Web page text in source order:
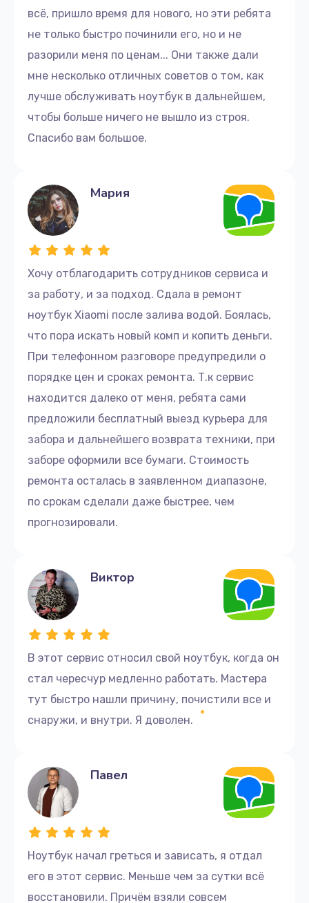
всё, пришло время для нового, но эти ребята
не только быстро починили его, но и не
разорили меня по ценам... Они также дали
мне несколько отличных советов о том, как
лучше обслуживать ноутбук в дальнейшем,
чтобы больше ничего не вышло из строя.
Спасибо вам большое.
Хочу отблагодарить сотрудников сервиса и
за работу, и за подход. Сдала в ремонт
ноутбук Xiaomi после залива водой. Боялась,
что пора искать новый комп и копить деньги.
При телефонном разговоре предупредили о
порядке цен и сроках ремонта. Т.к сервис
находится далеко от меня, ребята сами
предложили бесплатный выезд курьера для
забора и дальнейшего возврата техники, при
заборе оформили все бумаги. Стоимость
ремонта осталась в заявленном диапазоне,
по срокам сделали даже быстрее, чем
прогнозировали.
Мария
В этот сервис относил свой ноутбук, когда он
стал чересчур медленно работать. Мастера
тут быстро нашли причину, почистили все и
снаружи, и внутри. Я доволен.
Виктор
Ноутбук начал греться и зависать, я отдал
его в этот сервис. Меньше чем за сутки всё
восстановили. Причём взяли совсем
Павел